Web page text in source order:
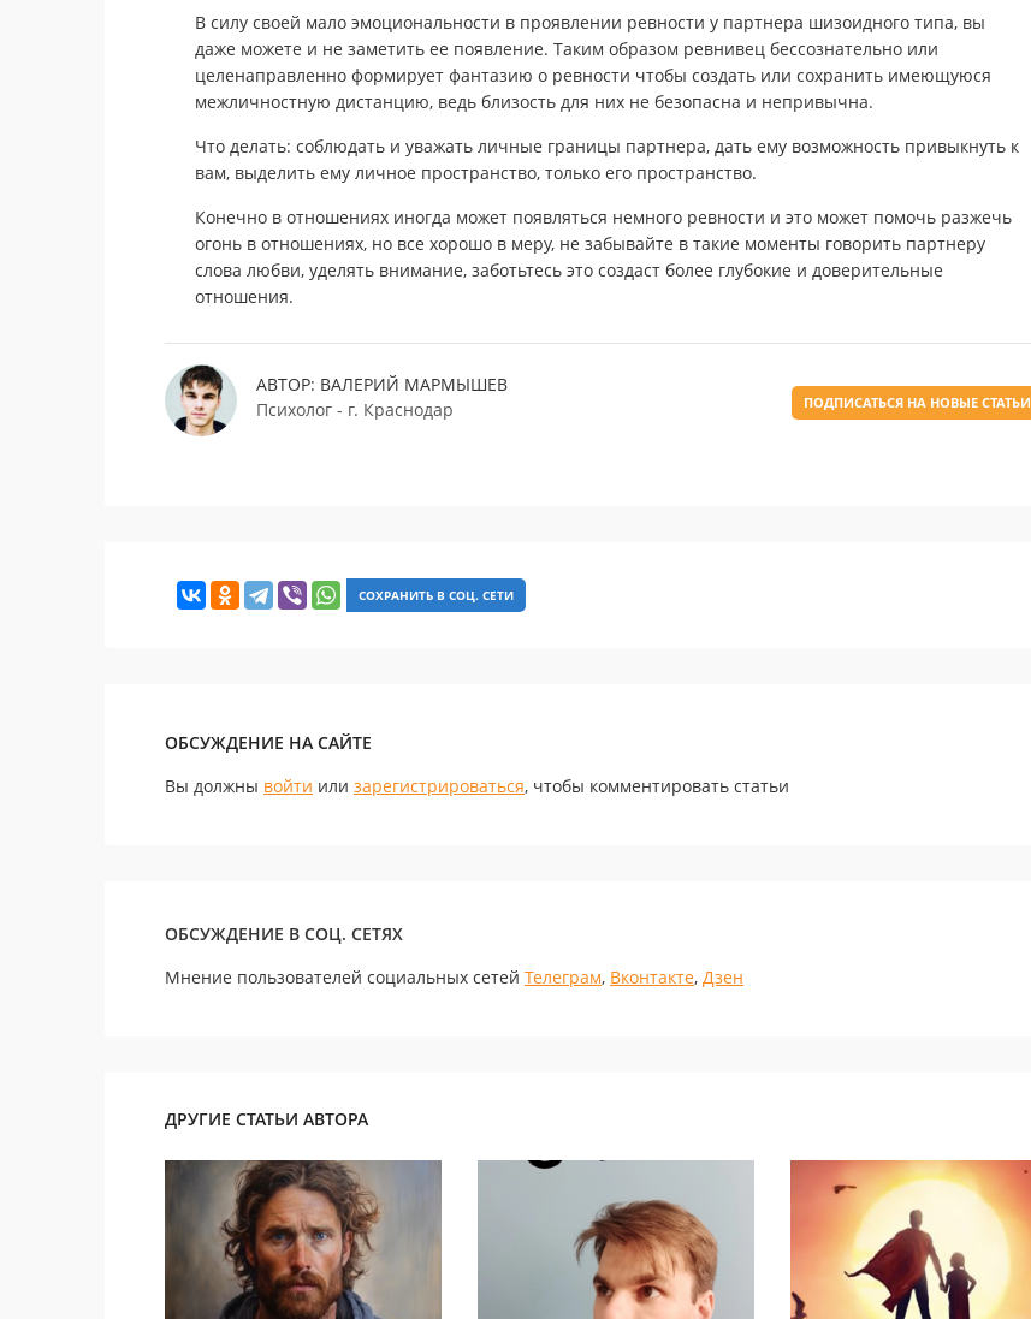
В силу своей мало эмоциональности в проявлении ревности у партнера шизоидного типа, вы
даже можете и не заметить ее появление. Таким образом ревнивец бессознательно или
целенаправленно формирует фантазию о ревности чтобы создать или сохранить имеющуюся
межличностную дистанцию, ведь близость для них не безопасна и непривычна.
Что делать: соблюдать и уважать личные границы партнера, дать ему возможность привыкнуть к
вам, выделить ему личное пространство, только его пространство.
Конечно в отношениях иногда может появляться немного ревности и это может помочь разжечь
огонь в отношениях, но все хорошо в меру, не забывайте в такие моменты говорить партнеру
слова любви, уделять внимание, заботьтесь это создаст более глубокие и доверительные
отношения.
АВТОР: ВАЛЕРИЙ МАРМЫШЕВ
Психолог - г. Краснодар
ПОДПИСАТЬСЯ НА НОВЫЕ СТАТЬИ
СОХРАНИТЬ В СОЦ. СЕТИ
ОБСУЖДЕНИЕ НА САЙТЕ
Вы должны войти или зарегистрироваться, чтобы комментировать статьи
ОБСУЖДЕНИЕ В СОЦ. СЕТЯХ
Мнение пользователей социальных сетей Телеграм, Вконтакте, Дзен
ДРУГИЕ СТАТЬИ АВТОРА